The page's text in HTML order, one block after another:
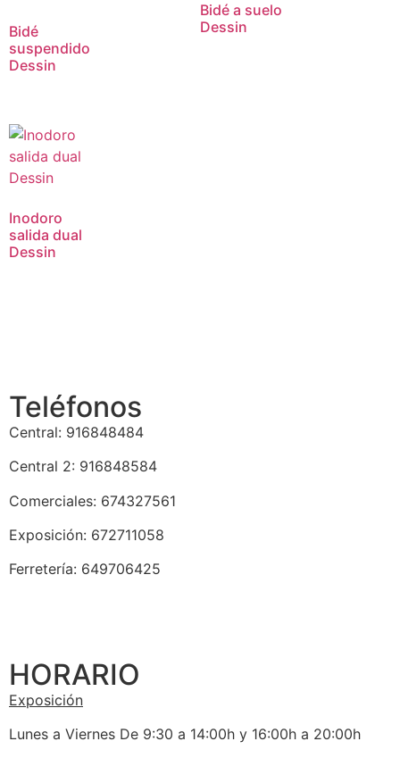
Bidé
suspendido
Dessin
Bidé a suelo
Dessin
Inodoro
salida dual
Dessin
Teléfonos
Central: 916848484
Central 2: 916848584
Comerciales: 674327561
Exposición: 672711058
Ferretería: 649706425
HORARIO
Exposición
Lunes a Viernes De 9:30 a 14:00h y 16:00h a 20:00h